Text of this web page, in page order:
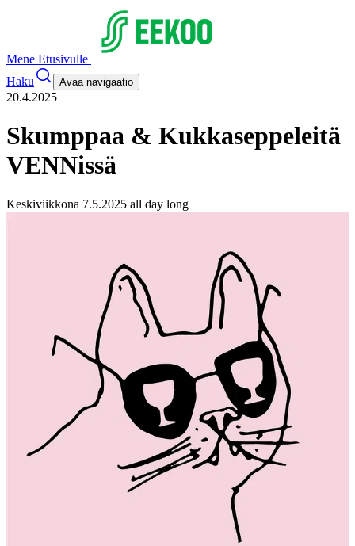
Mene Etusivulle
Haku
Avaa navigaatio
20.4.2025
Skumppaa & Kukkaseppeleitä
VENNissä
Keskiviikkona 7.5.2025 all day long